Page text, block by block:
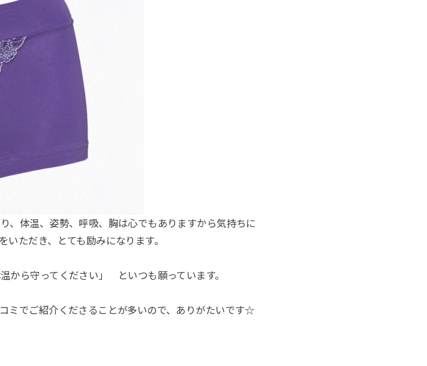
、体温、姿勢、呼吸、胸は心でもありますから気持ちに
ただき、とても励みになります。
から守ってください」 といつも願っています。
ミでご紹介くださることが多いので、ありがたいです☆